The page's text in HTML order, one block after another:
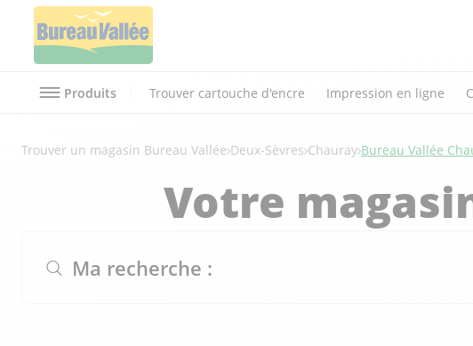
Produits Trouver cartouche d'encre Impression en ligne
Trouver un magasin Bureau Vallée Deux-Sèvres Chauray Bureau Vallée
Votre
Ma recherche :